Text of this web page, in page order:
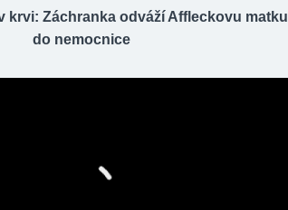
krvi: Záchranka odváží Affleckovu matku
do nemocnice